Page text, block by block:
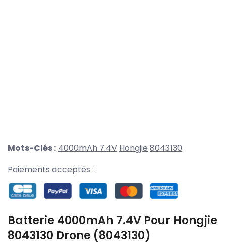
Mots-Clés : 4000mAh 7.4V Hongjie 8043130
Paiements acceptés :
Batterie 4000mAh 7.4V Pour Hongjie
8043130 Drone (8043130)